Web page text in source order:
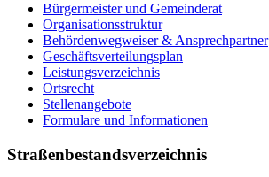
Bürgermeister und Gemeinderat
Organisationsstruktur
Behördenwegweiser & Ansprechpartner
Geschäftsverteilungsplan
Leistungsverzeichnis
Ortsrecht
Stellenangebote
Formulare und Informationen
Straßenbestandsverzeichnis